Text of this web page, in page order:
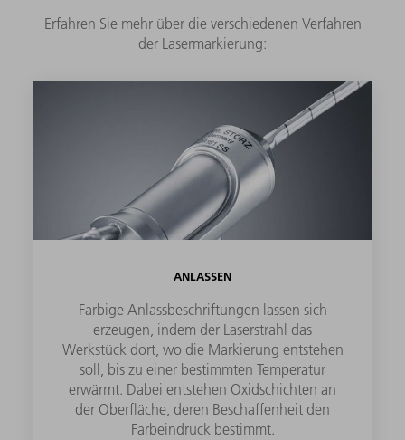
Erfahren Sie mehr über die verschiedenen Verfahren
der Lasermarkierung:
ANLASSEN
Farbige Anlassbeschriftungen lassen sich
erzeugen, indem der Laserstrahl das
Werkstück dort, wo die Markierung entstehen
soll, bis zu einer bestimmten Temperatur
erwärmt. Dabei entstehen Oxidschichten an
der Oberfläche, deren Beschaffenheit den
Farbeindruck bestimmt.